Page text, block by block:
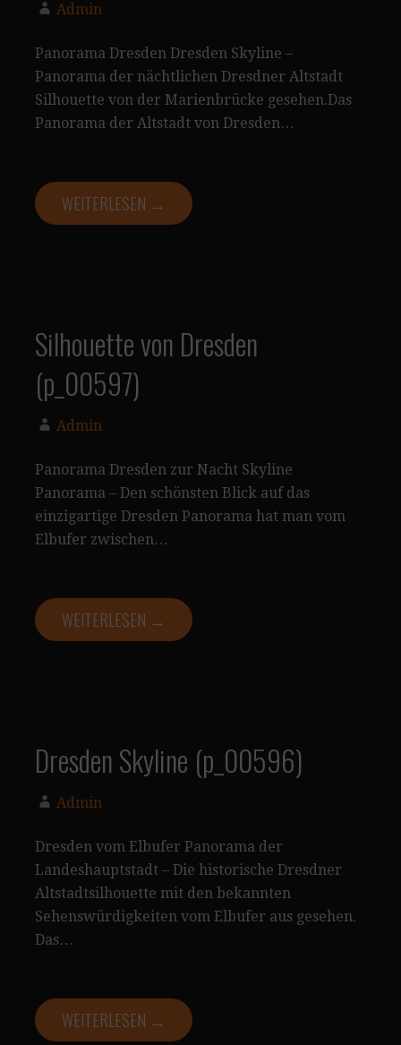
Admin
Panorama Dresden Dresden Skyline –
Panorama der nächtlichen Dresdner Altstadt
Silhouette von der Marienbrücke gesehen.Das
Panorama der Altstadt von Dresden…
WEITERLESEN →
Silhouette von Dresden
(p_00597)
Admin
Panorama Dresden zur Nacht Skyline
Panorama – Den schönsten Blick auf das
einzigartige Dresden Panorama hat man vom
Elbufer zwischen…
WEITERLESEN →
Dresden Skyline (p_00596)
Admin
Dresden vom Elbufer Panorama der
Landeshauptstadt – Die historische Dresdner
Altstadtsilhouette mit den bekannten
Sehenswürdigkeiten vom Elbufer aus gesehen.
Das…
WEITERLESEN →